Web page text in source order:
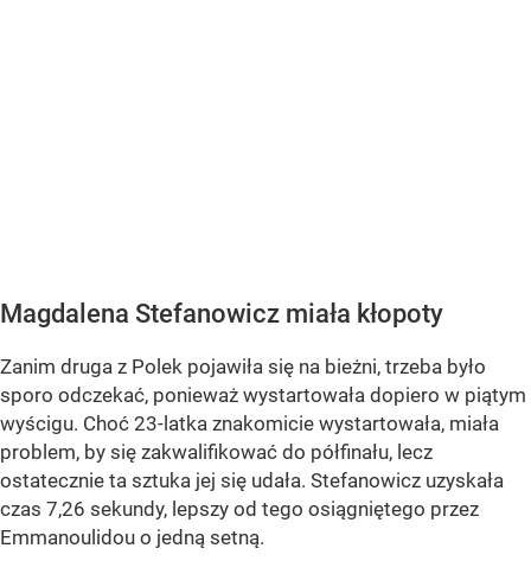
Magdalena Stefanowicz miała kłopoty
Zanim druga z Polek pojawiła się na bieżni, trzeba było
sporo odczekać, ponieważ wystartowała dopiero w piątym
wyścigu. Choć 23-latka znakomicie wystartowała, miała
problem, by się zakwalifikować do półfinału, lecz
ostatecznie ta sztuka jej się udała. Stefanowicz uzyskała
czas 7,26 sekundy, lepszy od tego osiągniętego przez
Emmanoulidou o jedną setną.